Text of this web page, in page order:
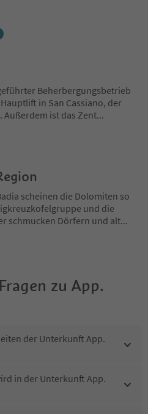
Beherbergungsbetrieb
in San Cassiano, der
Außerdem ist das Zent...
scheinen die Dolomiten so
und die
schmucken Dörfern und alt...
zu App.
der Unterkunft App.
in der Unterkunft App.